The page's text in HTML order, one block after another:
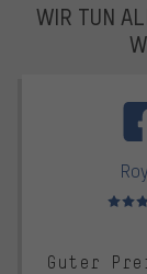
WIR TUN
Guter